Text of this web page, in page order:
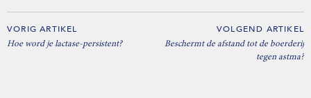
VORIG ARTIKEL
Hoe word je lactase-persistent?
VOLGEND ARTIKEL
Beschermt de afstand tot de boerderij
tegen astma?